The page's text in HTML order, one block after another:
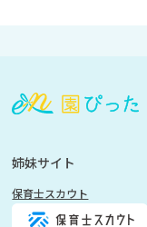
登
く
姉妹サイト
保育士スカウト